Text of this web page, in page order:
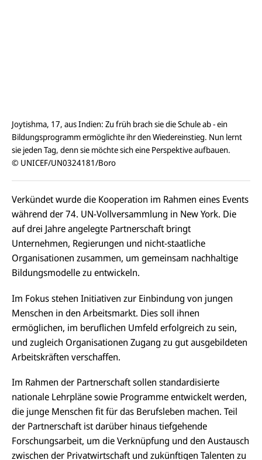
Joytishma, 17, aus Indien: Zu früh brach sie die Schule ab - ein
Bildungsprogramm ermöglichte ihr den Wiedereinstieg. Nun lernt
sie jeden Tag, denn sie möchte sich eine Perspektive aufbauen.
© UNICEF/UN0324181/Boro
Verkündet wurde die Kooperation im Rahmen eines Events
während der 74. UN-Vollversammlung in New York. Die
auf drei Jahre angelegte Partnerschaft bringt
Unternehmen, Regierungen und nicht-staatliche
Organisationen zusammen, um gemeinsam nachhaltige
Bildungsmodelle zu entwickeln.
Im Fokus stehen Initiativen zur Einbindung von jungen
Menschen in den Arbeitsmarkt. Dies soll ihnen
ermöglichen, im beruflichen Umfeld erfolgreich zu sein,
und zugleich Organisationen Zugang zu gut ausgebildeten
Arbeitskräften verschaffen.
Im Rahmen der Partnerschaft sollen standardisierte
nationale Lehrpläne sowie Programme entwickelt werden,
die junge Menschen fit für das Berufsleben machen. Teil
der Partnerschaft ist darüber hinaus tiefgehende
Forschungsarbeit, um die Verknüpfung und den Austausch
zwischen der Privatwirtschaft und zukünftigen Talenten zu